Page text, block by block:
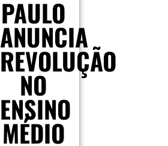
PAULO
ANUNCIA
REVOLUÇÃO
NO
ENSINO
MÉDIO